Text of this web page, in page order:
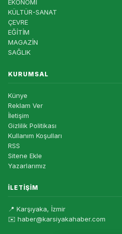
EKONOMİ
KÜLTÜR-SANAT
ÇEVRE
EĞİTİM
MAGAZİN
SAĞLIK
KURUMSAL
Künye
Reklam Ver
İletişim
Gizlilik Politikası
Kullanım Koşulları
RSS
Sitene Ekle
Yazarlarımız
İLETIŞIM
📍 Karşıyaka, İzmir
✉️ haber@karsiyakahaber.com